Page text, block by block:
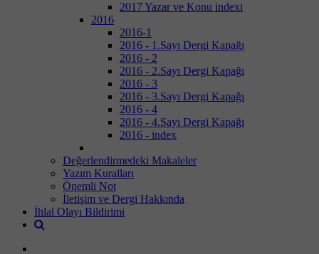
2017 Yazar ve Konu indexi
2016
2016-1
2016 - 1.Sayı Dergi Kapağı
2016 - 2
2016 - 2.Sayı Dergi Kapağı
2016 - 3
2016 - 3.Sayı Dergi Kapağı
2016 - 4
2016 - 4.Sayı Dergi Kapağı
2016 - index
Değerlendirmedeki Makaleler
Yazım Kuralları
Önemli Not
İletişim ve Dergi Hakkında
İhlal Olayı Bildirimi